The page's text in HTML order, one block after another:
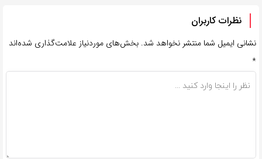
نظرات کاربران
نشانی ایمیل شما منتشر نخواهد شد. بخش‌های موردنیاز علامت‌گذاری شده‌اند
*